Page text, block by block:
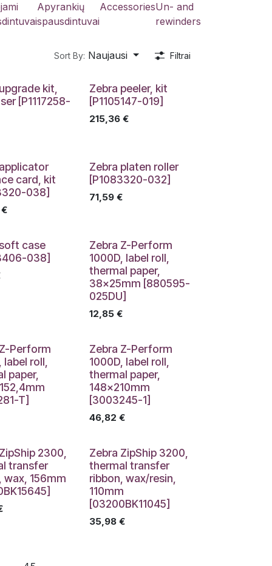
Apyrankių
spausdintuvai
AccessoriesUn- and
rewinders
Sort By: Naujausi Filtrai
kit,
[P1117258-
Zebra peeler, kit
[P1105147-019]
215,36€
card, kit
038]
Zebra platen roller
[P1083320-032]
71,59€
case
038]
Zebra Z-Perform
1000D, label roll,
thermal paper,
38x25mm [880595-
025DU]
12,85€
Perform
label roll,
paper,
T]
Zebra Z-Perform
1000D, label roll,
thermal paper,
148x210mm
[3003245-1]
46,82 €
2300,
transfer
wax, 156mm
Zebra ZipShip 3200,
thermal transfer
ribbon, wax/resin,
110mm
[03200BK11045]
35,98€